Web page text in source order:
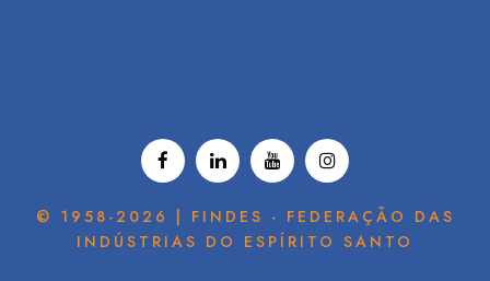
© 1958-2026 | FINDES - FEDERAÇÃO DAS
INDÚSTRIAS DO ESPÍRITO SANTO